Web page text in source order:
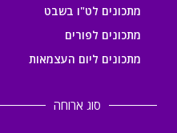
מתכונים לט"ו בשבט
מתכונים לפורים
מתכונים ליום העצמאות
סוג ארוחה